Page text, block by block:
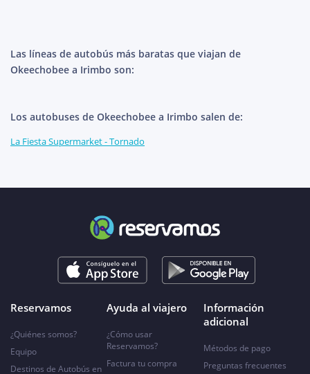
Las líneas de autobús más baratas que viajan de
Okeechobee a Irimbo son:
Los autobuses de Okeechobee a Irimbo salen de:
La Fiesta Supermarket - Tornado
Reservamos
¿Quiénes somos?
Equipo
Destinos de Autobús en
Ayuda al viajero
¿Cómo usar
Reservamos?
Factura tu compra
Información
adicional
Métodos de pago
Preguntas frecuentes